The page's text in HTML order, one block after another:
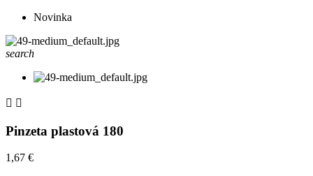
Novinka
search
 
Pinzeta plastová 180
1,67 €